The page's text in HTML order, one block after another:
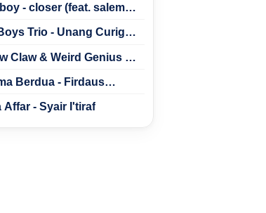
- closer (feat. salem
Trio - Unang Curigai
Claw & Weird Genius -
Berdua - Firdaus
Affar - Syair I'tiraf